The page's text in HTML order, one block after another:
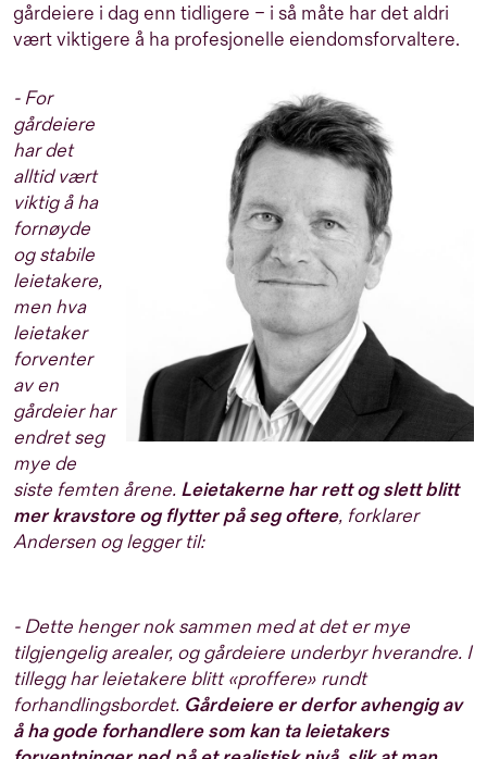
gårdeiere i dag enn tidligere – i så måte har det aldri
vært viktigere å ha profesjonelle eiendomsforvaltere.
- For
gårdeiere
har det
alltid vært
viktig å ha
fornøyde
og stabile
leietakere,
men hva
leietaker
forventer
av en
gårdeier har
endret seg
mye de
siste femten årene. Leietakerne har rett og slett blitt
mer kravstore og flytter på seg oftere, forklarer
Andersen og legger til:
- Dette henger nok sammen med at det er mye
tilgjengelig arealer, og gårdeiere underbyr hverandre. I
tillegg har leietakere blitt «proffere» rundt
forhandlingsbordet. Gårdeiere er derfor avhengig av
å ha gode forhandlere som kan ta leietakers